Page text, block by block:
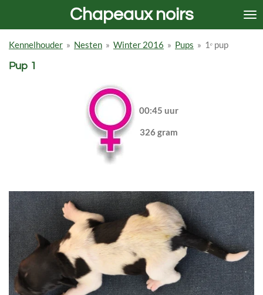
de
hoofdinhoud
Chapeaux noirs
Kennelhouder » Nesten » Winter 2016 » Pups » 1ᵉ pup
Pup 1
00:45 uur
326 gram